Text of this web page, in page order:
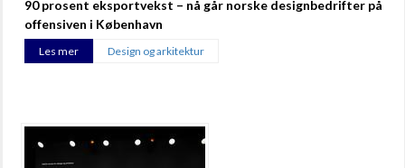
90 prosent eksportvekst – nå går norske designbedrifter på
offensiven i København
Les mer Design og arkitektur